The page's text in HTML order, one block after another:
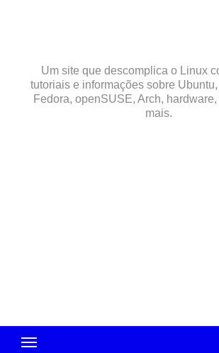
Um site que descomplica o Linux
tutoriais e informações sobre
Fedora, openSUSE, Arch,
mais.